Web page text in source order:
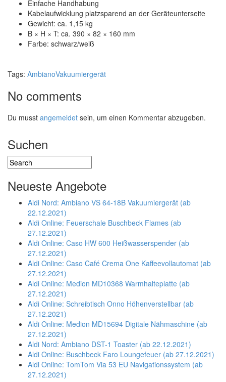
Einfache Handhabung
Kabelaufwicklung platzsparend an der Geräteunterseite
Gewicht: ca. 1,15 kg
B × H × T: ca. 390 × 82 × 160 mm
Farbe: schwarz/weiß
Tags: AmbianoVakuumiergerät
No comments
Du musst angemeldet sein, um einen Kommentar abzugeben.
Suchen
Neueste Angebote
Aldi Nord: Ambiano VS 64-18B Vakuumiergerät (ab
22.12.2021)
Aldi Online: Feuerschale Buschbeck Flames (ab
27.12.2021)
Aldi Online: Caso HW 600 Heißwasserspender (ab
27.12.2021)
Aldi Online: Caso Café Crema One Kaffeevollautomat (ab
27.12.2021)
Aldi Online: Medion MD10368 Warmhalteplatte (ab
27.12.2021)
Aldi Online: Schreibtisch Onno Höhenverstellbar (ab
27.12.2021)
Aldi Online: Medion MD15694 Digitale Nähmaschine (ab
27.12.2021)
Aldi Nord: Ambiano DST-1 Toaster (ab 22.12.2021)
Aldi Online: Buschbeck Faro Loungefeuer (ab 27.12.2021)
Aldi Online: TomTom Via 53 EU Navigationssystem (ab
27.12.2021)